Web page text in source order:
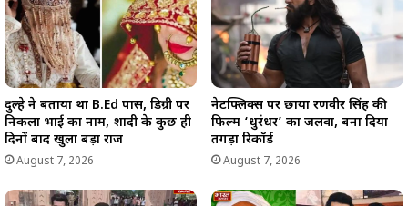
दुल्हे ने बताया था B.Ed पास, डिग्री पर
निकला भाई का नाम, शादी के कुछ ही
दिनों बाद खुला बड़ा राज
August 7, 2026
नेटफ्लिक्स पर छाया रणवीर सिंह की
फिल्म ‘धुरंधर’ का जलवा, बना दिया
तगड़ा रिकॉर्ड
August 7, 2026